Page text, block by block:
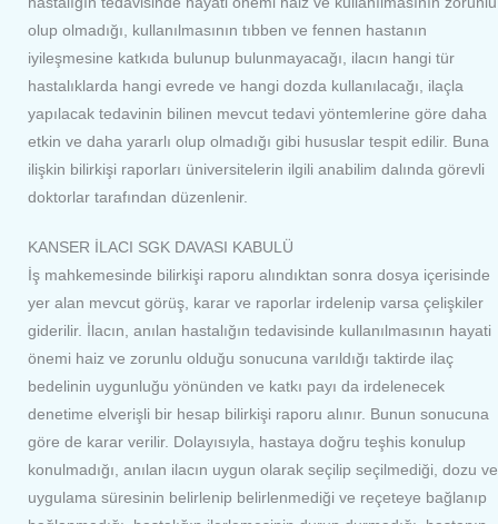
olup olmadığı, kullanılmasının tıbben ve fennen hastanın
iyileşmesine katkıda bulunup bulunmayacağı, ilacın hangi tür
hastalıklarda hangi evrede ve hangi dozda kullanılacağı, ilaçla
yapılacak tedavinin bilinen mevcut tedavi yöntemlerine göre daha
etkin ve daha yararlı olup olmadığı gibi hususlar tespit edilir. Buna
ilişkin bilirkişi raporları üniversitelerin ilgili anabilim dalında görevli
doktorlar tarafından düzenlenir.
KANSER İLACI SGK DAVASI KABULÜ
İş mahkemesinde bilirkişi raporu alındıktan sonra dosya içerisinde
yer alan mevcut görüş, karar ve raporlar irdelenip varsa çelişkiler
giderilir. İlacın, anılan hastalığın tedavisinde kullanılmasının hayati
önemi haiz ve zorunlu olduğu sonucuna varıldığı taktirde ilaç
bedelinin uygunluğu yönünden ve katkı payı da irdelenecek
denetime elverişli bir hesap bilirkişi raporu alınır. Bunun sonucuna
göre de karar verilir. Dolayısıyla, hastaya doğru teşhis konulup
konulmadığı, anılan ilacın uygun olarak seçilip seçilmediği, dozu ve
uygulama süresinin belirlenip belirlenmediği ve reçeteye bağlanıp